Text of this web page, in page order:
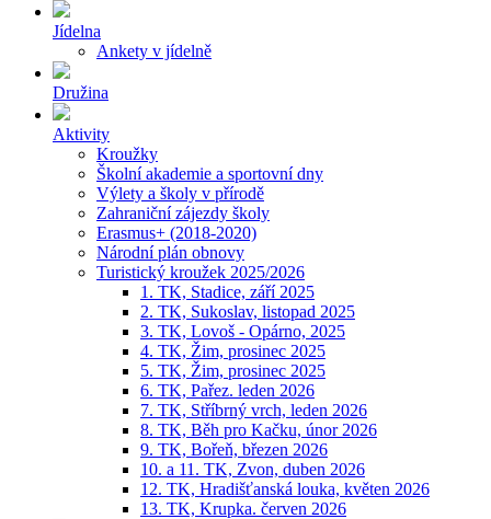
Jídelna
Ankety v jídelně
Družina
Aktivity
Kroužky
Školní akademie a sportovní dny
Výlety a školy v přírodě
Zahraniční zájezdy školy
Erasmus+ (2018-2020)
Národní plán obnovy
Turistický kroužek 2025/2026
1. TK, Stadice, září 2025
2. TK, Sukoslav, listopad 2025
3. TK, Lovoš - Opárno, 2025
4. TK, Žim, prosinec 2025
5. TK, Žim, prosinec 2025
6. TK, Pařez. leden 2026
7. TK, Stříbrný vrch, leden 2026
8. TK, Běh pro Kačku, únor 2026
9. TK, Bořeň, březen 2026
10. a 11. TK, Zvon, duben 2026
12. TK, Hradišťanská louka, květen 2026
13. TK, Krupka. červen 2026